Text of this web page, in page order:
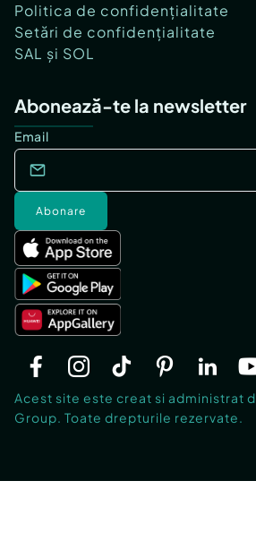
Politica de confidențialitate
Setări de confidențialitate
SAL și SOL
Abonează-te la newsletter
Email
Abonare
Acest site este creat si administrat
Group. Toate drepturile rezervate.